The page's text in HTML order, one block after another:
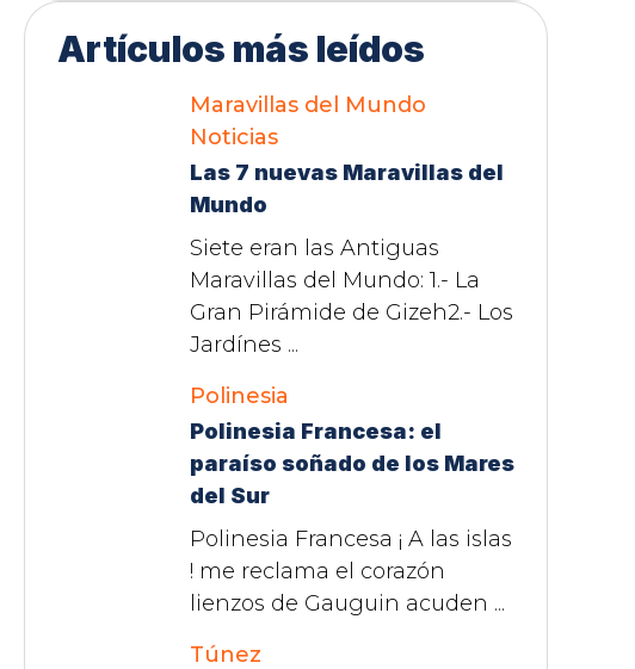
Artículos más leídos
Maravillas del Mundo
Noticias
Las 7 nuevas Maravillas del
Mundo
Siete eran las Antiguas
Maravillas del Mundo: 1.- La
Gran Pirámide de Gizeh2.- Los
Jardínes ...
Polinesia
Polinesia Francesa: el
paraíso soñado de los Mares
del Sur
Polinesia Francesa ¡ A las islas
! me reclama el corazón
lienzos de Gauguin acuden ...
Túnez